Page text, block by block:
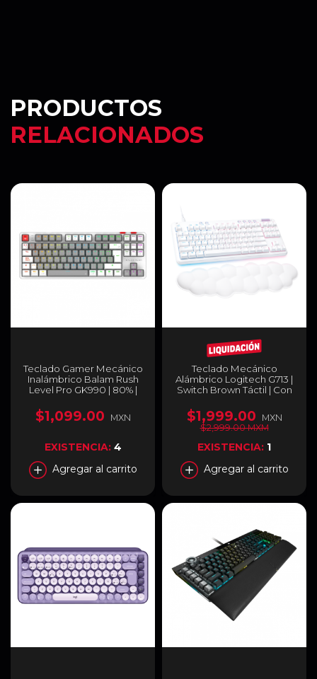
PRODUCTOS
RELACIONADOS
Teclado Gamer Mecánico
Inalámbrico Balam Rush
Level Pro GK990 | 80% |
Multimedia | 2.4 GHz /
Bluetooth 5.0 / Cable |
Blanco | BR-940689
$1,099.00 MXN
EXISTENCIA: 4
Agregar al carrito
Teclado Mecánico
Alámbrico Logitech G713 |
Switch Brown Táctil | Con
Collection | 920-010413
$1,999.00
MXN
$2,999.00 MXM
EXISTENCIA: 1
Agregar al carrito